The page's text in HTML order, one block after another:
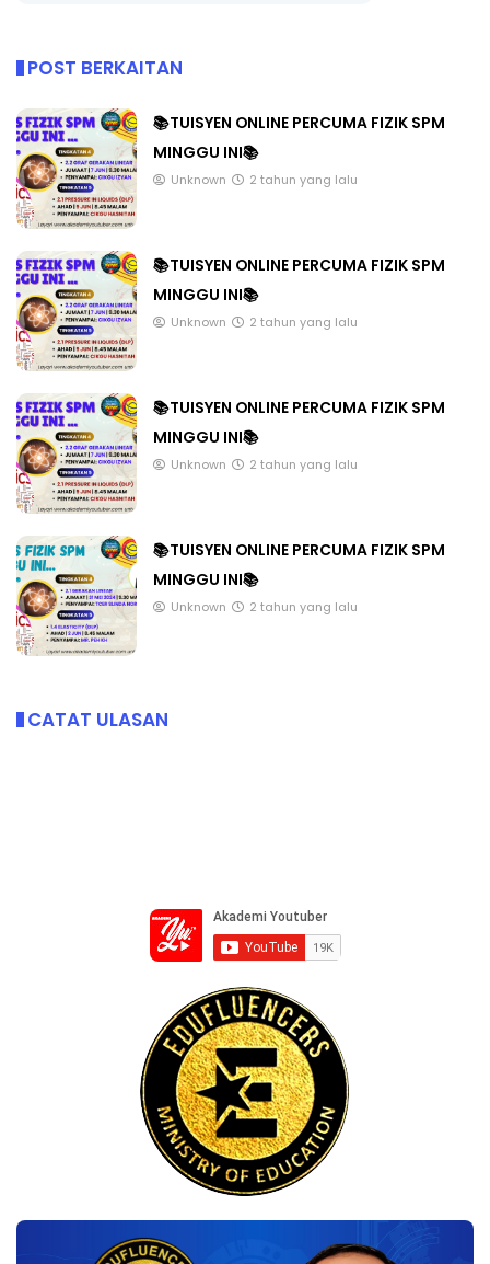
POST BERKAITAN
📚TUISYEN ONLINE PERCUMA FIZIK SPM
MINGGU INI📚
Unknown 2 tahun yang lalu
📚TUISYEN ONLINE PERCUMA FIZIK SPM
MINGGU INI📚
Unknown 2 tahun yang lalu
📚TUISYEN ONLINE PERCUMA FIZIK SPM
MINGGU INI📚
Unknown 2 tahun yang lalu
📚TUISYEN ONLINE PERCUMA FIZIK SPM
MINGGU INI📚
Unknown 2 tahun yang lalu
CATAT ULASAN